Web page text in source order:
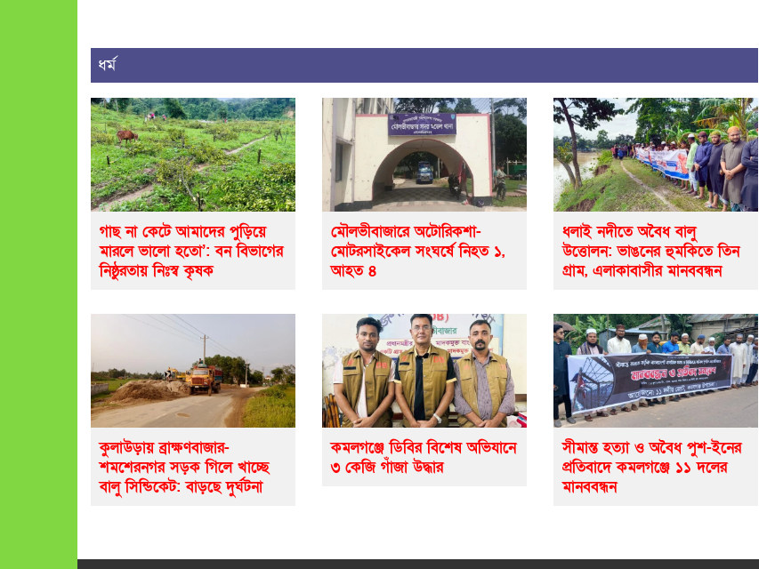
ধর্ম
গাছ না কেটে আমাদের পুড়িয়ে
মারলে ভালো হতো’: বন বিভাগের
নিষ্ঠুরতায় নিঃস্ব কৃষক
মৌলভীবাজারে অটোরিকশা-
মোটরসাইকেল সংঘর্ষে নিহত ১,
আহত ৪
ধলাই নদীতে অবৈধ বালু
উত্তোলন: ভাঙনের হুমকিতে তিন
গ্রাম, এলাকাবাসীর মানববন্ধন
কুলাউড়ায় ব্রাক্ষণবাজার-
শমশেরনগর সড়ক গিলে খাচ্ছে
বালু সিন্ডিকেট: বাড়ছে দুর্ঘটনা
কমলগঞ্জে ডিবির বিশেষ অভিযানে
৩ কেজি গাঁজা উদ্ধার
সীমান্ত হত্যা ও অবৈধ পুশ-ইনের
প্রতিবাদে কমলগঞ্জে ১১ দলের
মানববন্ধন